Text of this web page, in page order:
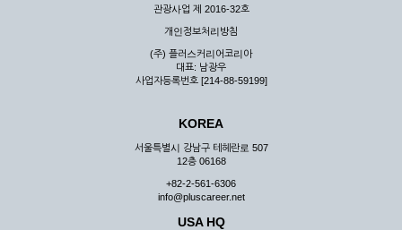
인정할 경우에는 즉시 처리하여야 하며, 즉시 처리가 곤란한 경
우 그 처리를 위해 노력해야 합니다.
제7조 (회원의 의무)
① 회원은 ID와 비밀 번호에 관한 모든 관리의 책임이 있으며
② 회원은 이용신청서의 기재내용 중 변경된 내용이 있는 경우
서비스를 통하여 그 내용을 회사에 통지하여야 합니다.
③ 다른 회원의 ID와 비밀번호를 부당하게 사용하는 행위를
④ 회원은 회사의 서비스에서 타 사이트의 홍보행위를 하지 않
아야 하며 공공질서나 미풍약속에 위배되는 내용 혹은 저작권을
관광사업 제 2016-32호
개인정보처리방침
(주) 플러스커리어코리아
대표: 남광우
사업자등록번호 [214-88-59199]
KOREA
서울특별시 강남구 테헤란로 507
12층 06168
+82-2-561-6306
info@pluscareer.net
USA HQ